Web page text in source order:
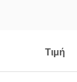
Τιμή